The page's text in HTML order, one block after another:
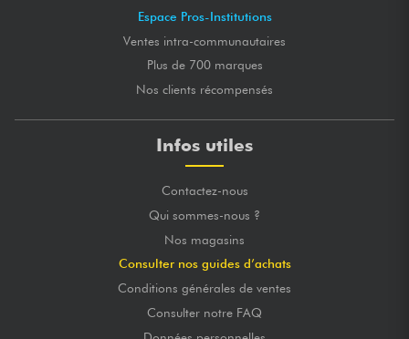
Espace Pros-Institutions
Ventes intra-communautaires
Plus de 700 marques
Nos clients récompensés
Infos utiles
Contactez-nous
Qui sommes-nous ?
Nos magasins
Consulter nos guides d’achats
Conditions générales de ventes
Consulter notre FAQ